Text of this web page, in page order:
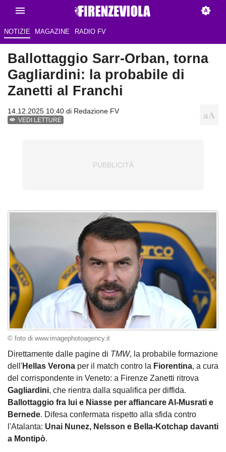
NOTIZIE MAGAZINE RADIO FV
Ballottaggio Sarr-Orban, torna
Gagliardini: la probabile di
Zanetti al Franchi
14.12.2025 10:40 di Redazione FV
VEDI LETTURE
© foto di www.imagephotoagency.it
Direttamente dalle pagine di TMW, la probabile formazione
dell'Hellas Verona per il match contro la Fiorentina, a cura
del corrispondente in Veneto: a Firenze Zanetti ritrova
Gagliardini, che rientra dalla squalifica per diffida.
Ballottaggio fra lui e Niasse per affiancare Al-Musrati e
Bernede. Difesa confermata rispetto alla sfida contro
l'Atalanta: Unai Nunez, Nelsson e Bella-Kotchap davanti
a Montipò.